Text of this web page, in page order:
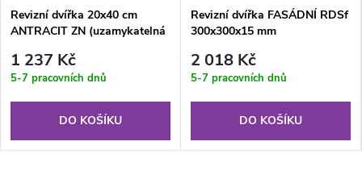
Revizní dvířka 20x40 cm
ANTRACIT ZN (uzamykatelná
1 237 Kč
5-7 pracovních dnů
DO KOŠÍKU
Revizní dvířka FASÁDNÍ RDSf
300x300x15 mm
2 018 Kč
5-7 pracovních dnů
DO KOŠÍKU